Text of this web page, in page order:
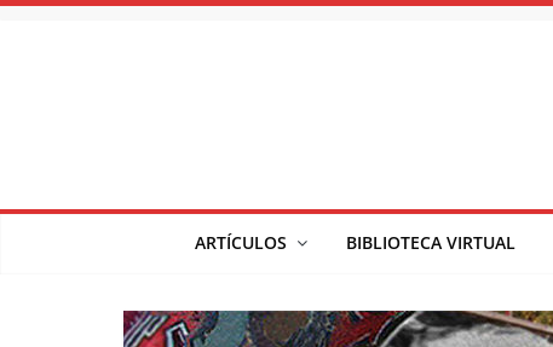
Saltar
ARTÍCULOS BIBLIOTECA VIRTUAL